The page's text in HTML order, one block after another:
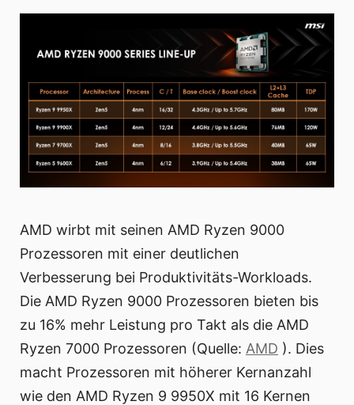
AMD wirbt mit seinen AMD Ryzen 9000
Prozessoren mit einer deutlichen
Verbesserung bei Produktivitäts-Workloads.
Die AMD Ryzen 9000 Prozessoren bieten bis
zu 16% mehr Leistung pro Takt als die AMD
Ryzen 7000 Prozessoren (Quelle: AMD ). Dies
macht Prozessoren mit höherer Kernanzahl
wie den AMD Ryzen 9 9950X mit 16 Kernen